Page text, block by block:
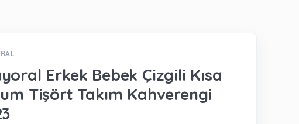
Erkek Bebek Çizgili Kısa
Tişört Takım Kahverengi